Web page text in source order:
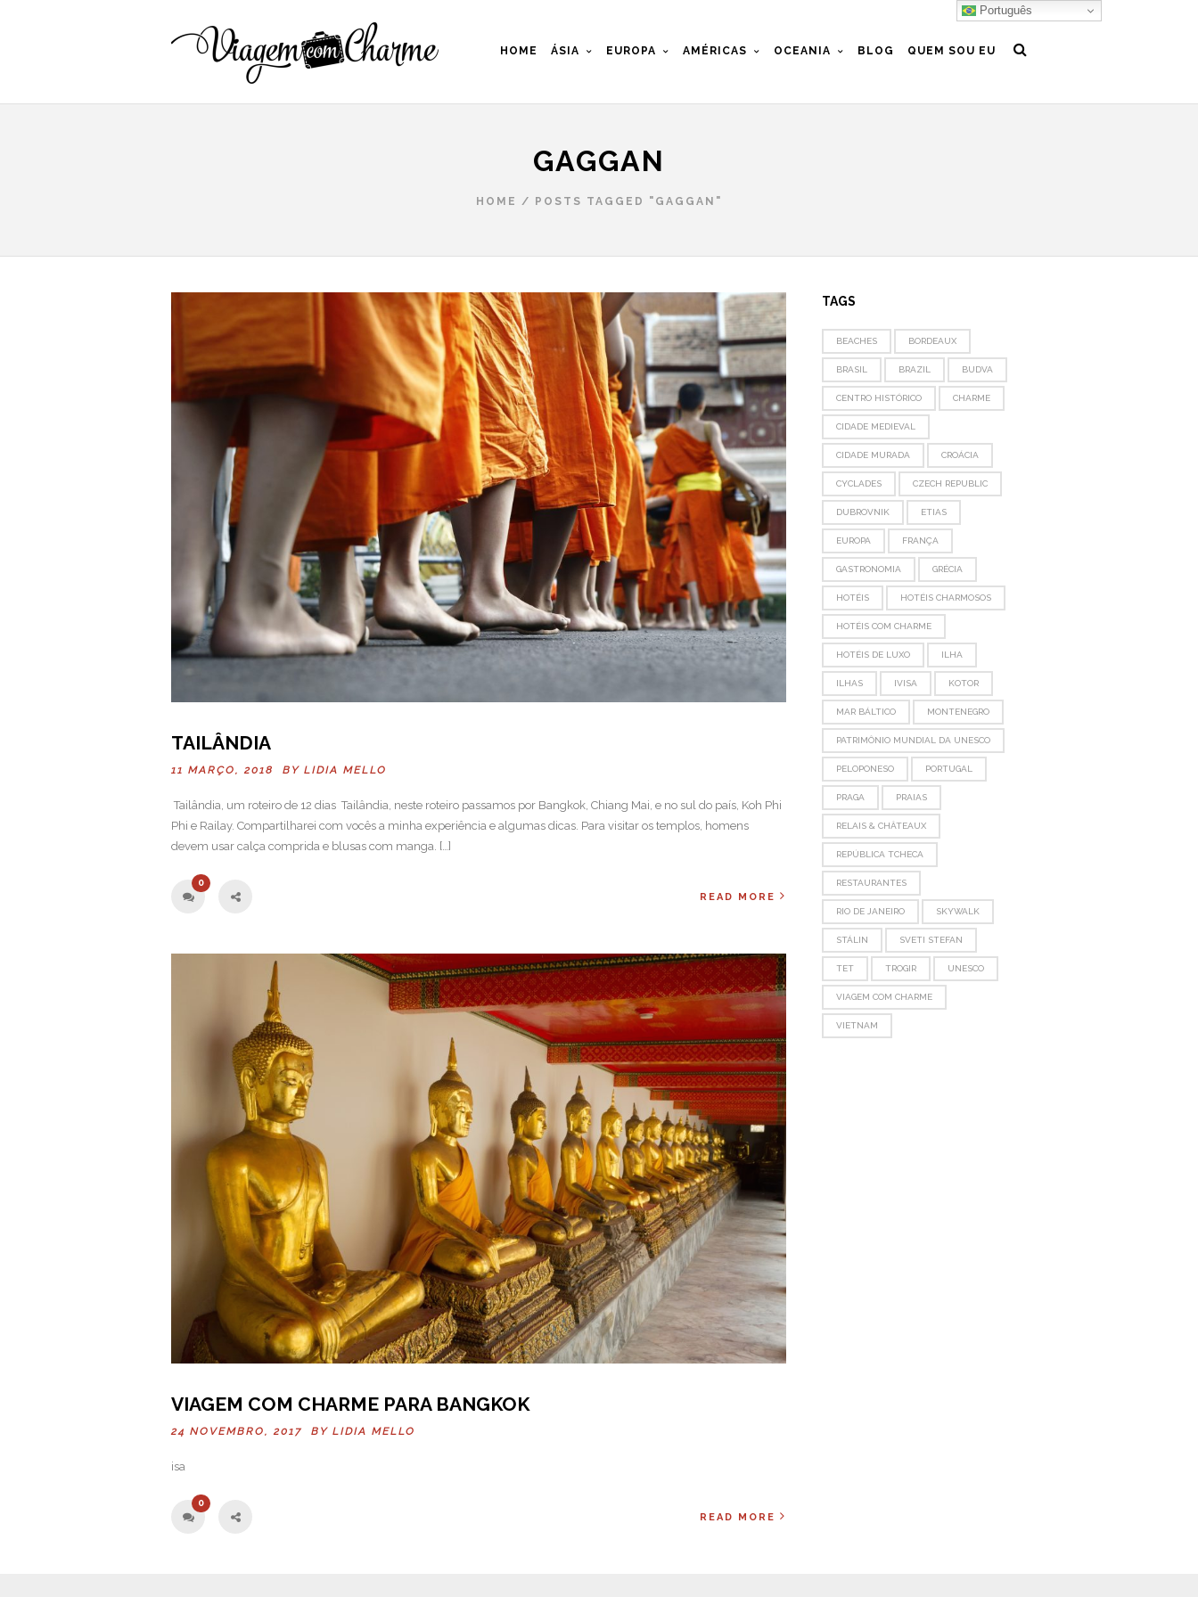
HOME ÁSIA EUROPA AMÉRICAS OCEANIA BLOG QUEM SOU EU
GAGGAN
HOME / POSTS TAGGED "GAGGAN"
TAILÂNDIA
11 MARÇO, 2018 BY LIDIA MELLO
Tailândia, um roteiro de 12 dias Tailândia, neste roteiro passamos por Bangkok, Chiang Mai, e no sul do país, Koh Phi
Phi e Railay. Compartilharei com vocês a minha experiência e algumas dicas. Para visitar os templos, homens
devem usar calça comprida e blusas com manga. […]
0
READ MORE
VIAGEM COM CHARME PARA BANGKOK
24 NOVEMBRO, 2017 BY LIDIA MELLO
isa
0
READ MORE
TAGS
BEACHES BORDEAUX
BRASIL BRAZIL BUDVA
CENTRO HISTÓRICO CHARME
CIDADE MEDIEVAL
CIDADE MURADA CROÁCIA
CYCLADES CZECH REPUBLIC
DUBROVNIK ETIAS
EUROPA FRANÇA
GASTRONOMIA GRÉCIA
HOTÉIS HOTÉIS CHARMOSOS
HOTÉIS COM CHARME
HOTÉIS DE LUXO ILHA
ILHAS IVISA KOTOR
MAR BÁLTICO MONTENEGRO
PATRIMÔNIO MUNDIAL DA UNESCO
PELOPONESO PORTUGAL
PRAGA PRAIAS
RELAIS & CHÂTEAUX
REPÚBLICA TCHECA
RESTAURANTES
RIO DE JANEIRO SKYWALK
STÁLIN SVETI STEFAN
TET TROGIR UNESCO
VIAGEM COM CHARME
VIETNAM
Português